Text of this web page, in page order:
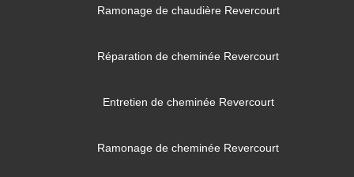
Ramonage de chaudière Revercourt
Réparation de cheminée Revercourt
Entretien de cheminée Revercourt
Ramonage de cheminée Revercourt